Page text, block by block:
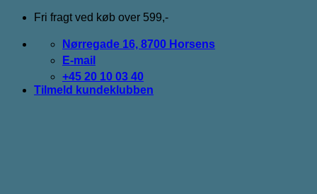
Fortsæt
indhold
Fri fragt ved køb over 599,-
Nørregade 16, 8700 Horsens
E-mail
+45 20 10 03 40
Tilmeld kundeklubben